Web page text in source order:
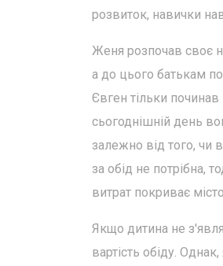
розвиток, навички
Женя розпочав своє
а до цього батькам
Євген тільки
сьогоднішній день
залежно від того, чи
за обід не потрібна,
витрат покриває
Якщо дитина не
вартість обіду.